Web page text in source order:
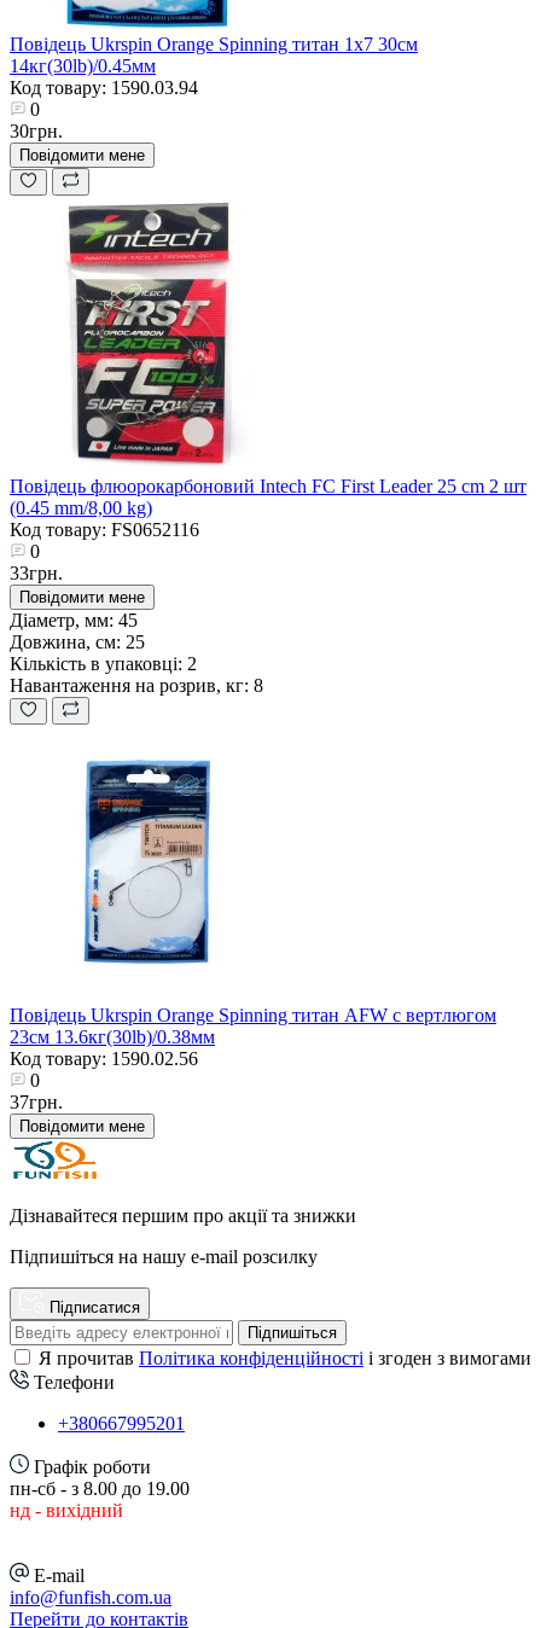
Повідець Ukrspin Orange Spinning титан 1x7 30см
14кг(30lb)/0.45мм
Код товару: 1590.03.94
0
30грн.
Повідомити мене
Повідець флюорокарбоновий Intech FC First Leader 25 cm 2 шт
(0.45 mm/8,00 kg)
Код товару: FS0652116
0
33грн.
Повідомити мене
Діаметр, мм: 45
Довжина, см: 25
Кількість в упаковці: 2
Навантаження на розрив, кг: 8
Повідець Ukrspin Orange Spinning титан AFW с вертлюгом
23см 13.6кг(30lb)/0.38мм
Код товару: 1590.02.56
0
37грн.
Повідомити мене
Дізнавайтеся першим про акції та знижки
Підпишіться на нашу e-mail розсилку
Підписатися
Підпишіться
Я прочитав Політика конфіденційності і згоден з вимогами
Телефони
+380667995201
Графік роботи
пн-сб - з 8.00 до 19.00
нд - вихідний
E-mail
info@funfish.com.ua
Перейти до контактів